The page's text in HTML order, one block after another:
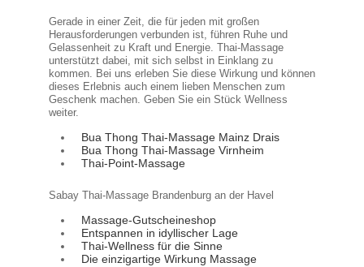
Gerade in einer Zeit, die für jeden mit großen
Herausforderungen verbunden ist, führen Ruhe und
Gelassenheit zu Kraft und Energie. Thai-Massage
unterstützt dabei, mit sich selbst in Einklang zu
kommen. Bei uns erleben Sie diese Wirkung und können
dieses Erlebnis auch einem lieben Menschen zum
Geschenk machen. Geben Sie ein Stück Wellness
weiter.
Bua Thong Thai-Massage Mainz Drais
Bua Thong Thai-Massage Virnheim
Thai-Point-Massage
Sabay Thai-Massage Brandenburg an der Havel
Massage-Gutscheineshop
Entspannen in idyllischer Lage
Thai-Wellness für die Sinne
Die einzigartige Wirkung Massage